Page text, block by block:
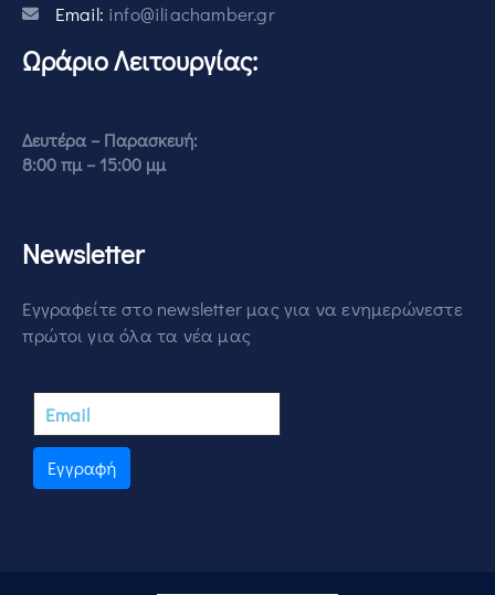
Email: info@iliachamber.gr
Ωράριο Λειτουργίας:
Δευτέρα – Παρασκευή:
8:00 πμ – 15:00 μμ
Newsletter
Εγγραφείτε στο newsletter μας για να ενημερώνεστε
πρώτοι για όλα τα νέα μας
Εγγραφή